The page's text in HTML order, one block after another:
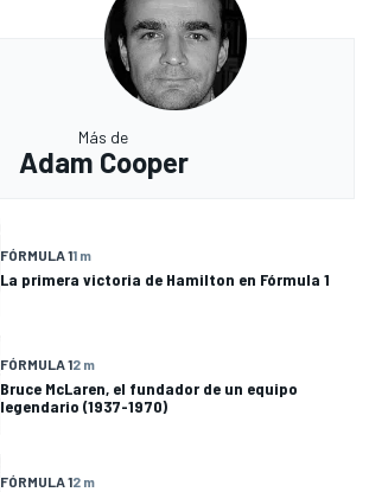
Más de
Adam Cooper
FÓRMULA 11 m
La primera victoria de Hamilton en Fórmula 1
FÓRMULA 12 m
Bruce McLaren, el fundador de un equipo
legendario (1937-1970)
FÓRMULA 12 m